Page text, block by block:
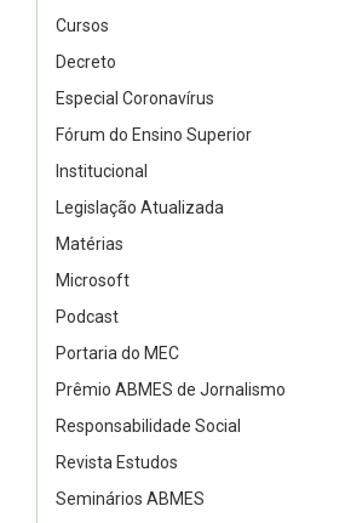
Cursos
Decreto
Especial Coronavírus
Fórum do Ensino Superior
Institucional
Legislação Atualizada
Matérias
Microsoft
Podcast
Portaria do MEC
Prêmio ABMES de Jornalismo
Responsabilidade Social
Revista Estudos
Seminários ABMES